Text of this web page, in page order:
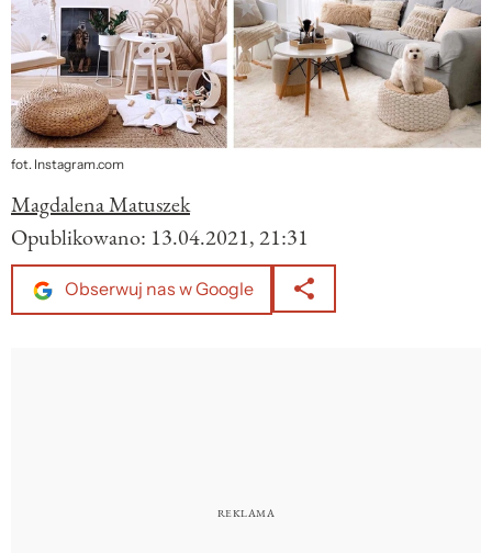
fot. Instagram.com
Magdalena Matuszek
Opublikowano: 13.04.2021, 21:31
Obserwuj nas w Google